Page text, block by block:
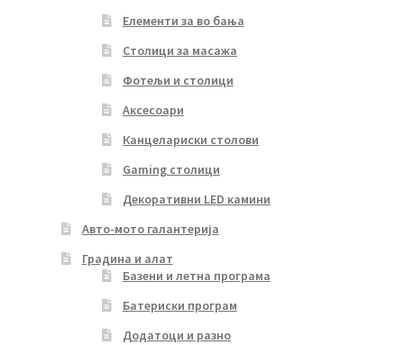
Елементи за во бања
Столици за масажа
Фотељи и столици
Аксесоари
Канцелариски столови
Gaming столици
Декоративни LED камини
Авто-мото галантерија
Градина и алат
Базени и летна програма
Батериски програм
Додатоци и разно